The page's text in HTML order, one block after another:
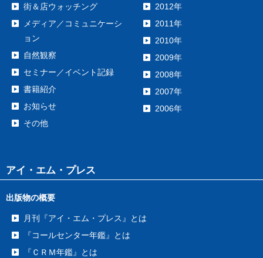
街＆店ウォッチング
メディア／コミュニケーシ
ョン
自然観察
セミナー／イベント記録
書籍紹介
お知らせ
その他
2012年
2011年
2010年
2009年
2008年
2007年
2006年
アイ・エム・プレス
出版物の概要
月刊『アイ・エム・プレス』とは
『コールセンター年鑑』とは
『ＣＲＭ年鑑』とは